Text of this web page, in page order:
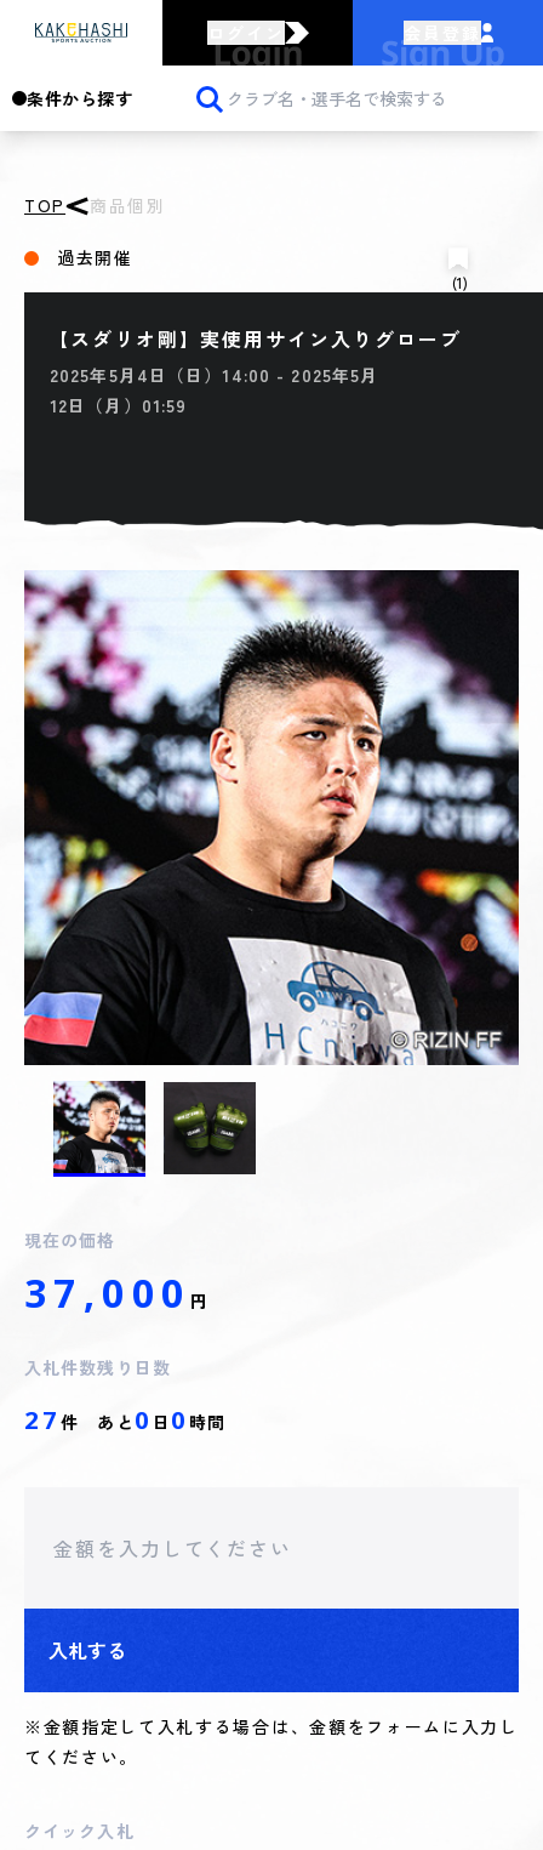
条件から探す
TOP 商品個別
過去開催
(1)
【スダリオ剛】実使用サイン入りグローブ
2025年5月4日（日）14:00 - 2025年5月
12日（月）01:59
現在の価格
37,000 円
入札件数
27 件
残り日数
あと 0 日 0 時間
入札する
※金額指定して入札する場合は、金額をフォームに入力し
てください。
クイック入札